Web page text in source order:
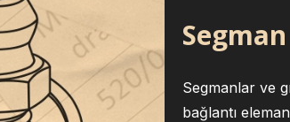
Segmanlar ve
bağlantı